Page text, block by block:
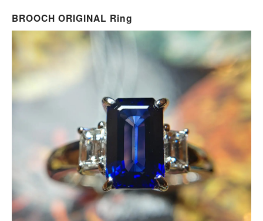
BROOCH ORIGINAL Ring